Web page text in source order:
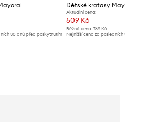
30 dnů před poskytnutím
Dětské kraťasy Mayoral
Aktuální cena:
509 Kč
Běžná cena: 769 Kč
Nejnižší cena za posledních 30 dnů